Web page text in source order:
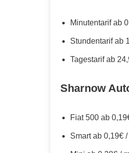
Minutentarif ab
Stundentarif ab
Tagestarif ab
Sharnow
Fiat 500 ab
Smart ab 0,19€ /